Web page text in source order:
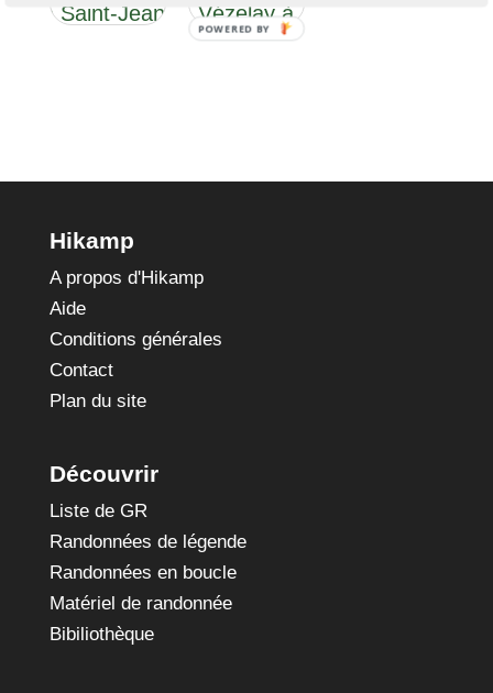
à Saint-Jean-
Vézelay à
Assise
Hikamp
A propos d'Hikamp
Aide
Conditions générales
Contact
Plan du site
Découvrir
Liste de GR
Randonnées de légende
Randonnées en boucle
Matériel de randonnée
Bibiliothèque
POWERED BY